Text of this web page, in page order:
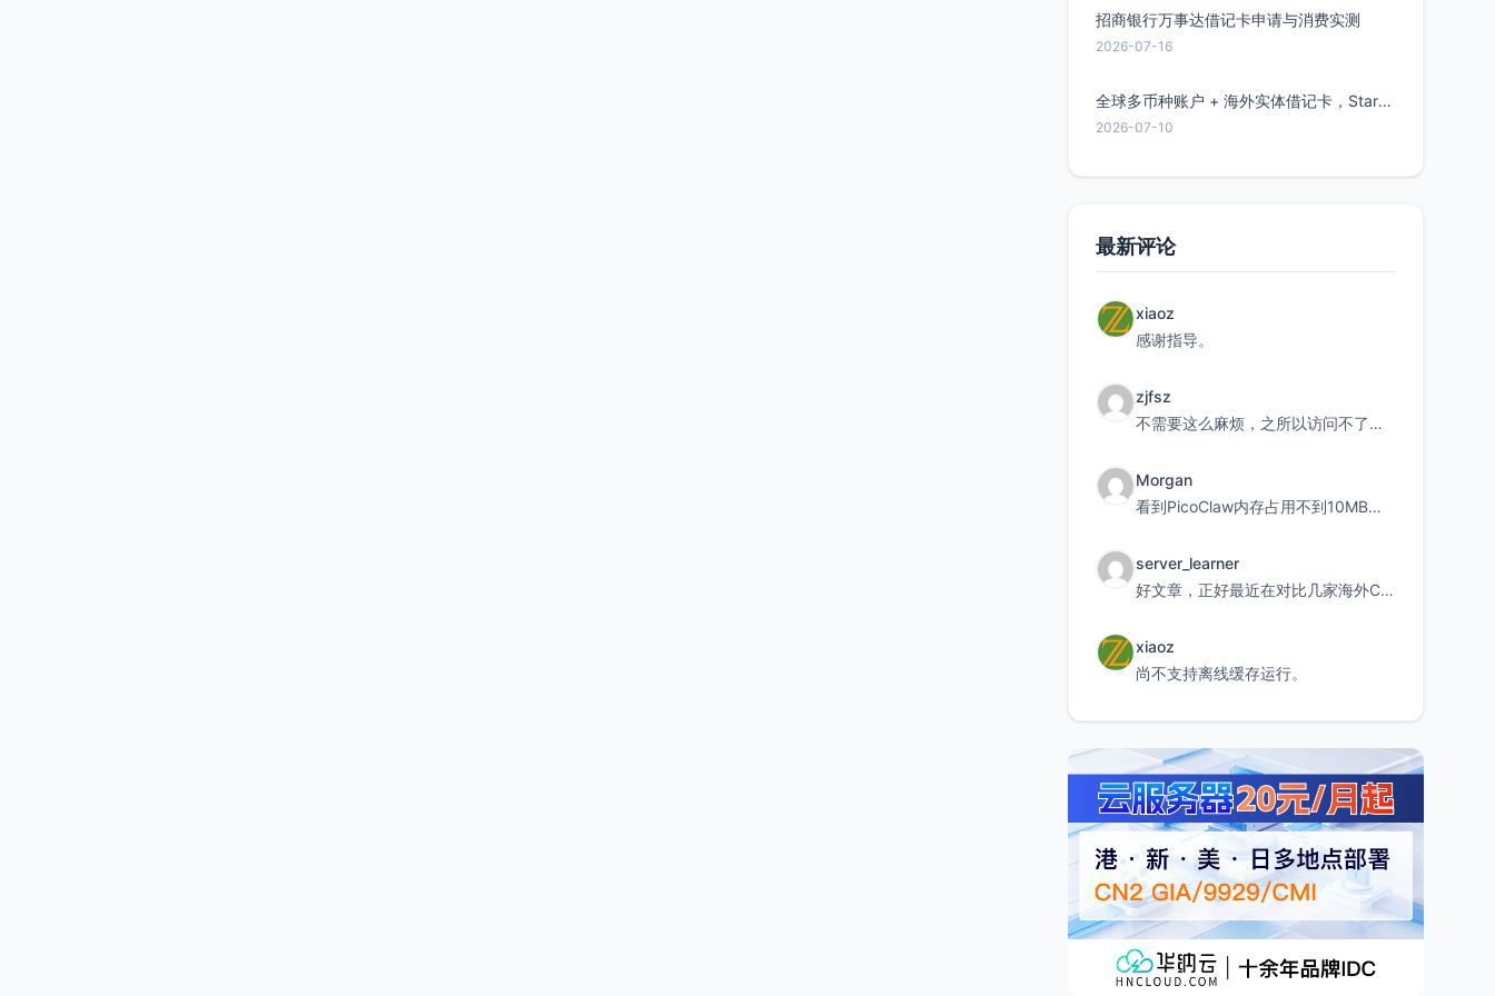
招商银行万事达借记卡申请与消费实测
2026-07-16
全球多币种账户 + 海外实体借记卡，Starryblu开户教程与注意事项
2026-07-10
最新评论
xiaoz
感谢指导。
zjfsz
不需要这么麻烦，之所以访问不了，是由于非对称路由的问题，在爱快主路由添加一条静态路由192.168.
Morgan
看到PicoClaw内存占用不到10MB这个数据真的很惊喜，确实很适合我这种想用旧设备折腾AI的小白
server_learner
好文章，正好最近在对比几家海外CDN。文中提到CF免费版不支持自定义回源端口和HOST这个痛点太真实
xiaoz
尚不支持离线缓存运行。